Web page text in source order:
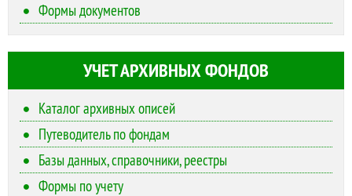
Формы документов
УЧЕТ АРХИВНЫХ ФОНДОВ
Каталог архивных описей
Путеводитель по фондам
Базы данных, справочники, реестры
Формы по учету